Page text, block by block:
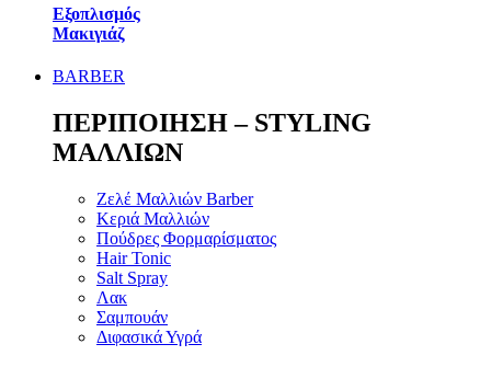
Εξοπλισμός
Μακιγιάζ
BARBER
ΠΕΡΙΠΟΙΗΣΗ – STYLING
ΜΑΛΛΙΩΝ
Ζελέ Μαλλιών Barber
Κεριά Μαλλιών
Πούδρες Φορμαρίσματος
Hair Tonic
Salt Spray
Λακ
Σαμπουάν
Διφασικά Υγρά